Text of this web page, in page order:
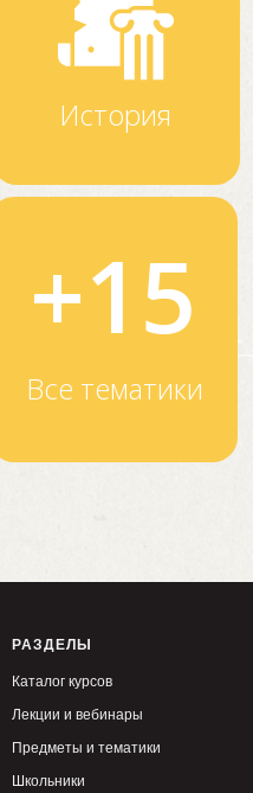
РАЗДЕЛЫ
Каталог курсов
Лекции и вебинары
Предметы и тематики
Школьники